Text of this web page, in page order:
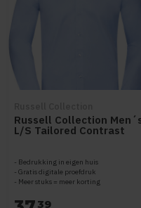
Russell Collection
L/S Tailored Contrast
Bedrukking in eigen huis
Gratis digitale proefdruk
Meer stuks = meer korting
39